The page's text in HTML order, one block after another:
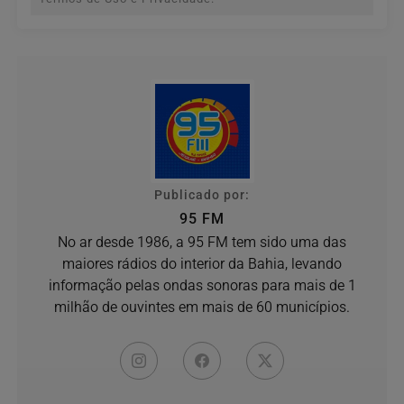
Publicado por:
95 FM
No ar desde 1986, a 95 FM tem sido uma das
maiores rádios do interior da Bahia, levando
informação pelas ondas sonoras para mais de 1
milhão de ouvintes em mais de 60 municípios.